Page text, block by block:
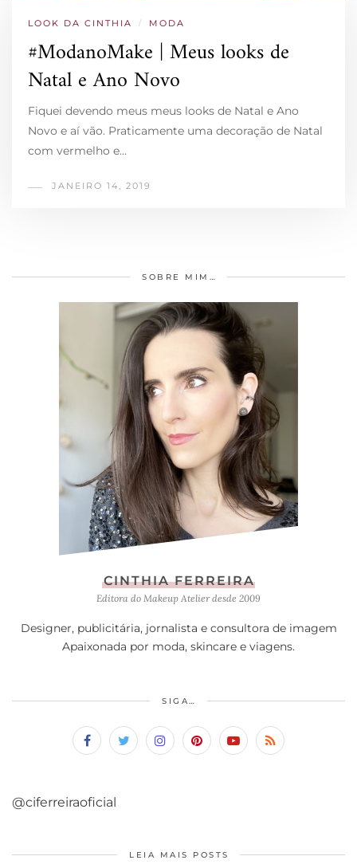
LOOK DA CINTHIA / MODA
#ModanoMake | Meus looks de
Natal e Ano Novo
Fiquei devendo meus meus looks de Natal e Ano
Novo e aí vão. Praticamente uma decoração de Natal
com vermelho e…
JANEIRO 14, 2019
SOBRE MIM…
CINTHIA FERREIRA
Editora do Makeup Atelier desde 2009
Designer, publicitária, jornalista e consultora de imagem
Apaixonada por moda, skincare e viagens.
SIGA…
@ciferreiraoficial
LEIA MAIS POSTS